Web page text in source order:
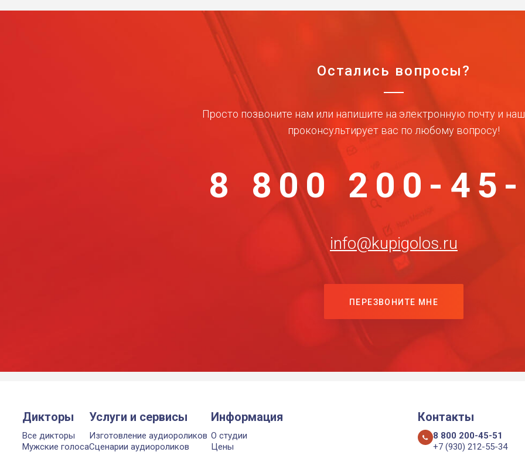
Остались вопросы?
Просто позвоните нам или напишите на электронную почту и
проконсультирует вас по любому вопросу!
8 800 200-
info@kupigolos.ru
ПЕРЕЗВОНИТЕ МНЕ
Дикторы
Все дикторы
Мужские голоса
Услуги и сервисы
Изготовление аудиороликов
Сценарии аудиороликов
Информация
О студии
Цены
Контакты
8 800 200-45-51
+7 (930) 212-55-34